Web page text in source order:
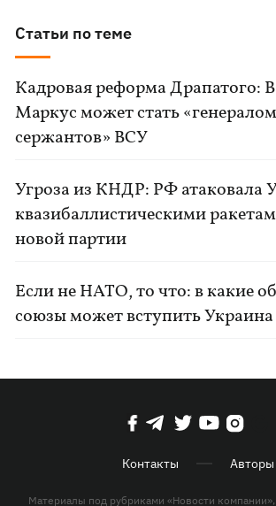
Статьи по теме
Кадровая реформа Драпатого:
Маркус может стать
сержантов» ВСУ
Угроза из КНДР: РФ атаковала
квазибаллистическими
новой партии
Если не НАТО, то что: в какие
союзы может вступить Украина
Контакты Авторы
Материалы под рубриками «Новости компании»,